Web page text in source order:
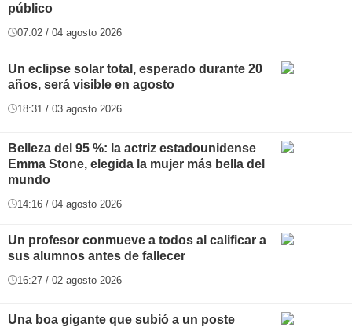
público
07:02 / 04 agosto 2026
Un eclipse solar total, esperado durante 20
años, será visible en agosto
18:31 / 03 agosto 2026
Belleza del 95 %: la actriz estadounidense
Emma Stone, elegida la mujer más bella del
mundo
14:16 / 04 agosto 2026
Un profesor conmueve a todos al calificar a
sus alumnos antes de fallecer
16:27 / 02 agosto 2026
Una boa gigante que subió a un poste